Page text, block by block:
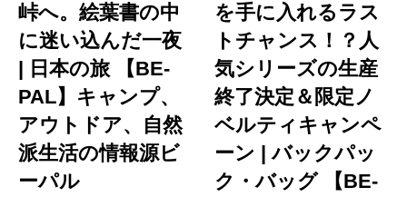
峠へ。絵葉書の中
に迷い込んだ一夜
| 日本の旅 【BE-
PAL】キャンプ、
アウトドア、自然
派生活の情報源ビ
ーパル
を手に入れるラス
トチャンス！？人
気シリーズの生産
終了決定＆限定ノ
ベルティキャンペ
ーン | バックパッ
ク・バッグ 【BE-